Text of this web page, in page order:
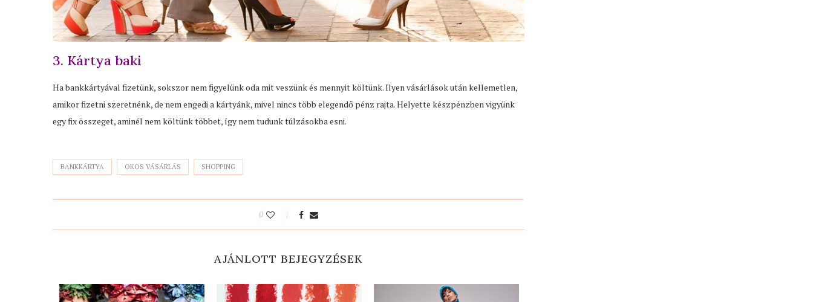
3. Kártya baki
Ha bankkártyával fizetünk, sokszor nem figyelünk oda mit veszünk és mennyit költünk. Ilyen vásárlások után kellemetlen,
amikor fizetni szeretnénk, de nem engedi a kártyánk, mivel nincs több elegendő pénz rajta. Helyette készpénzben vigyünk
egy fix összeget, aminél nem költünk többet, így nem tudunk túlzásokba esni.
BANKKÁRTYA OKOS VÁSÁRLÁS SHOPPING
0
AJÁNLOTT BEJEGYZÉSEK